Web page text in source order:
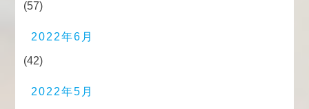
(57)
2022年6月
(42)
2022年5月